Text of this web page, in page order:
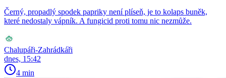
Černý, propadlý spodek papriky není plíseň, je to kolaps buněk,
které nedostaly vápník. A fungicid proti tomu nic nezmůže.
Chalupáři-Zahrádkáři
dnes, 15:42
4 min